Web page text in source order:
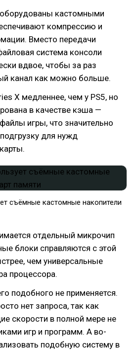
кастомными
компрессию и
Вместо передачи
система консоли
вдвое, чтобы за раз
канал как можно больше.
X медленнее, чем у PS5, но
в качестве кэша —
игры, что значительно
для нужд
съёмные кастомные накопители
отдельный микрочип
блоки справляются с этой
чем универсальные
процессора.
подобного не применяется.
нет запроса, так как
скорости в полной мере не
игр и программ. А во-
подобную систему в